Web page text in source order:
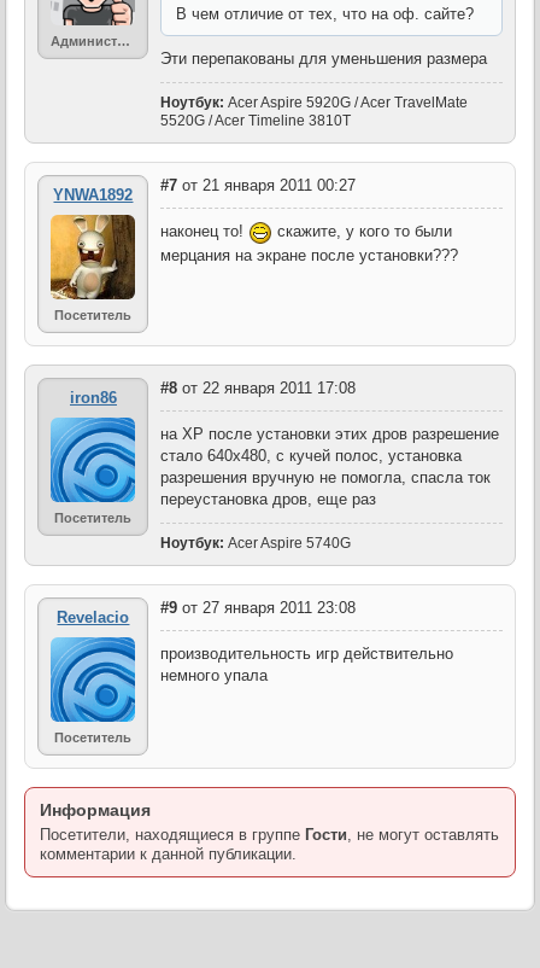
Администратор
В чем отличие от тех, что на оф. сайте?
Эти перепакованы для уменьшения размера
Ноутбук: Acer Aspire 5920G / Acer TravelMate
5520G / Acer Timeline 3810T
YNWA1892
Посетитель
#7 от 21 января 2011 00:27
наконец то!
скажите, у кого то были
мерцания на экране после установки???
iron86
Посетитель
#8 от 22 января 2011 17:08
на ХР после установки этих дров разрешение
стало 640х480, с кучей полос, установка
разрешения вручную не помогла, спасла ток
переустановка дров, еще раз
Ноутбук: Acer Aspire 5740G
Revelacio
Посетитель
#9 от 27 января 2011 23:08
производительность игр действительно
немного упала
Информация
Посетители, находящиеся в группе Гости, не могут оставлять
комментарии к данной публикации.